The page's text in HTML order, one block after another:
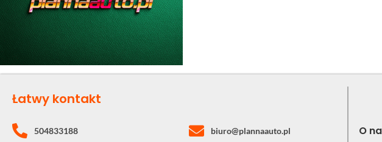
Łatwy kontakt
504833188 biuro@plannaauto.pl O